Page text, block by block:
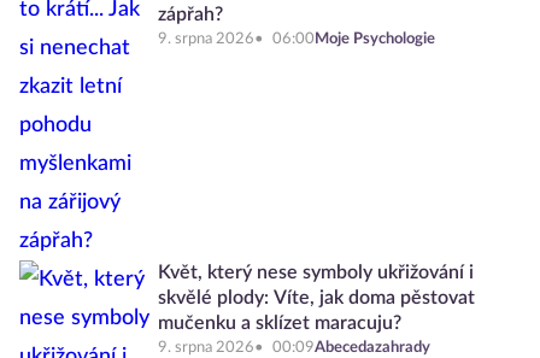
zápřah?
9. srpna 2026 06:00 Moje Psychologie
Květ, který nese symboly ukřižování i
skvělé plody: Víte, jak doma pěstovat
mučenku a sklízet maracuju?
9. srpna 2026 00:09Abecedazahrady